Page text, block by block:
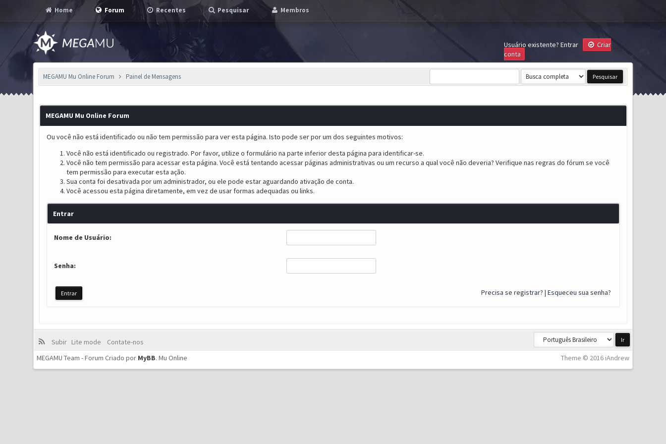
Home Forum Recentes Pesquisar Membros
Usuário existente? Entrar
Criar
conta
MEGAMU Mu Online Forum Painel de Mensagens
MEGAMU Mu Online Forum
Ou você não está identificado ou não tem permissão para ver esta página. Isto pode ser por um dos seguintes motivos:
Você não está identificado ou registrado. Por favor, utilize o formulário na parte inferior desta página para identificar-se.
Você não tem permissão para acessar esta página. Você está tentando acessar páginas administrativas ou um recurso a qual você não deveria? Verifique nas regras do fórum se você
tem permissão para executar esta ação.
Sua conta foi desativada por um administrador, ou ele pode estar aguardando ativação de conta.
Você acessou esta página diretamente, em vez de usar formas adequadas ou links.
Entrar
Nome de Usuário:
Senha:
Precisa se registrar? | Esqueceu sua senha?
Subir Lite mode
Contate-nos
Theme © 2016 iAndrew
MEGAMU Team - Forum Criado por MyBB.Mu Online